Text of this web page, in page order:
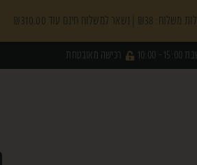
₪310.00
רכישה מאובטחת